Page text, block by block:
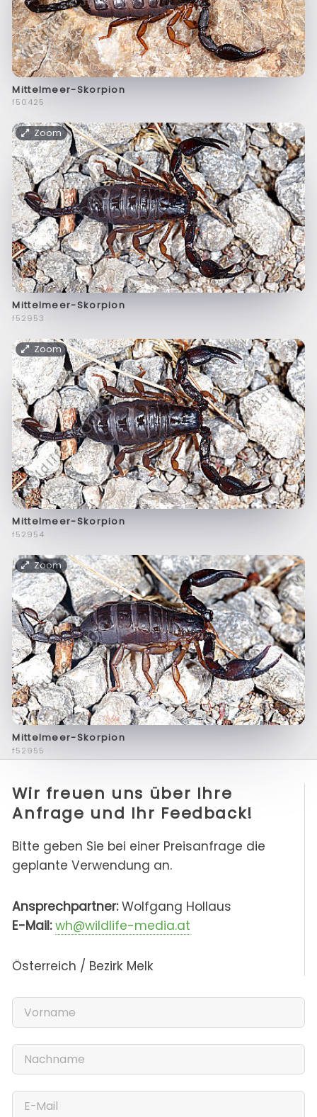
Mittelmeer-Skorpion
f50425
Zoom
Mittelmeer-Skorpion
f52953
Zoom
Mittelmeer-Skorpion
f52954
Zoom
Mittelmeer-Skorpion
f52955
Wir freuen uns über Ihre
Anfrage und Ihr Feedback!
Bitte geben Sie bei einer Preisanfrage die
geplante Verwendung an.
Ansprechpartner:Wolfgang Hollaus
E-Mail: wh@wildlife-media.at
Österreich / Bezirk Melk